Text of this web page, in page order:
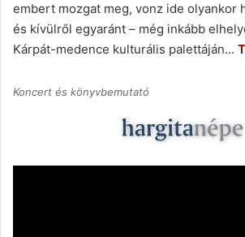
embert mozgat meg, vonz ide olyankor
és kívülről egyaránt – még inkább
Kárpát-medence kulturális palettáján…
Koncert és könyvbemutató